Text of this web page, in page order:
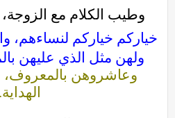
وطيب الكلام مع
خياركم خياركم لنساءهم،
ولهن مثل الذي عليهن
وعاشروهن بالمعروف،
الهداية.